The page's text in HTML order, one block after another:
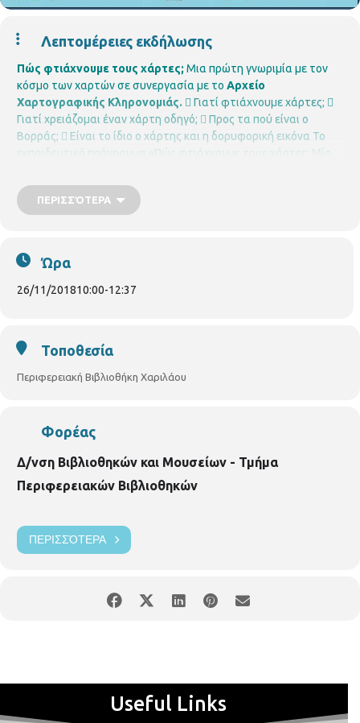
Λεπτομέρειες εκδήλωσης
Πώς φτιάχνουμε τους χάρτες;Μια πρώτη γνωριμία με τον
κόσμο των χαρτών σε συνεργασία με το Αρχείο
Χαρτογραφικής Κληρονομιάς.  Γιατί φτιάχνουμε χάρτες; 
Γιατί χρειάζομαι έναν χάρτη οδηγό;  Προς τα πού είναι ο
Βορράς;  Είναι το ίδιο ο χάρτης και η δορυφορική εικόνα Το
εκπαιδευτικό πρόγραμμα «Πώς φτιάχνουμε τους χάρτες; Μία
μικρούς μαθητές να αντιληφθούν και να γνωρίσουν καλύτερα,
με απλό και κατανοητό τρόπο τους χάρτες, τα είδη και τις
οδηγός, τα σύμβολα).
εκπαιδευτικά χαρτογραφικά παιχνίδια.
ΣΤ΄ τάξεων Δημοτικών Σχολείων
ΠΕΡΙΣΣΌΤΕΡΑ
Ώρα
26/11/201810:00-12:37
Τοποθεσία
Περιφερειακή Βιβλιοθήκη Χαριλάου
Φορέας
Δ/νση Βιβλιοθηκών και Μουσείων - Τμήμα
Περιφερειακών Βιβλιοθηκών
ΠΕΡΙΣΣΌΤΕΡΑ
Useful Links